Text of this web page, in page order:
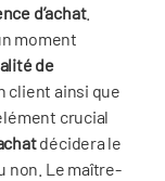
d’achat.
moment
é de
client ainsi que
crucial
décidera le
non. Le maître-